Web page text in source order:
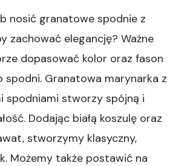
nosić granatowe spodnie z
zachować elegancję? Ważne
dopasować kolor oraz fason
spodni. Granatowa marynarka z
spodniami stworzy spójną i
Dodając białą koszulę oraz
stworzymy klasyczny,
Możemy także postawić na